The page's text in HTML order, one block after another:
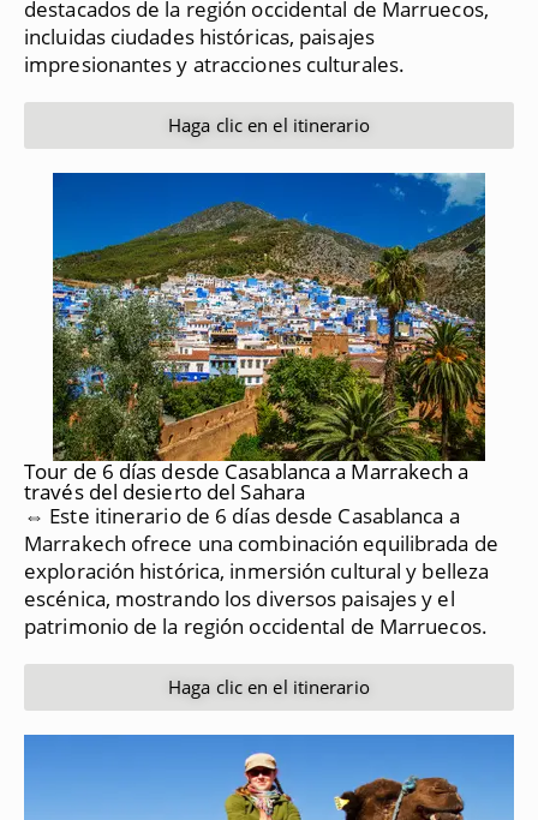
destacados de la región occidental de Marruecos,
incluidas ciudades históricas, paisajes
impresionantes y atracciones culturales.
Haga clic en el itinerario
Tour de 6 días desde Casablanca a Marrakech a
través del desierto del Sahara
⇔ Este itinerario de 6 días desde Casablanca a
Marrakech ofrece una combinación equilibrada de
exploración histórica, inmersión cultural y belleza
escénica, mostrando los diversos paisajes y el
patrimonio de la región occidental de Marruecos.
Haga clic en el itinerario